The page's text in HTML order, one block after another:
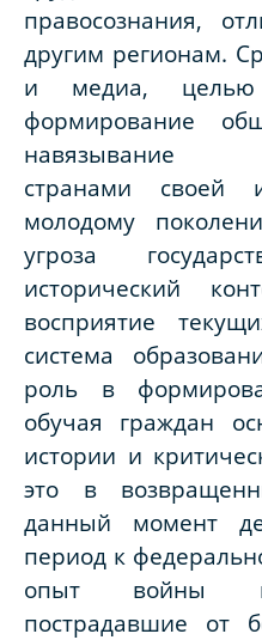
правосознания,
другим регионам.
и медиа, целью
формирование
навязывание
странами своей
молодому
угроза
исторический
восприятие
система
роль в
обучая граждан
истории и
это в
данный момент
период к
опыт войны
пострадавшие от